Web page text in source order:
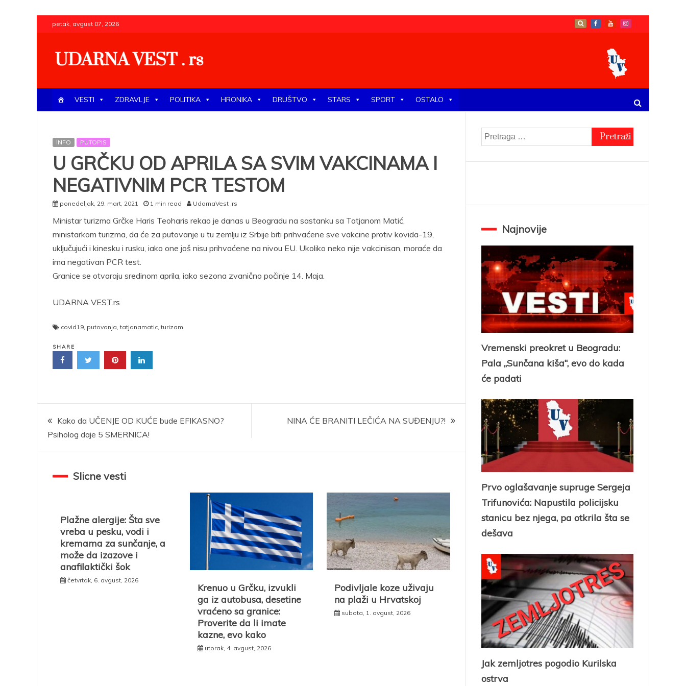
to
content
petak, avgust 07, 2026
VESTI ZDRAVLJE POLITIKA HRONIKA DRUŠTVO STARS SPORT OSTALO
INFO PUTOPIS
U GRČKU OD APRILA SA SVIM VAKCINAMA I
NEGATIVNIM PCR TESTOM
ponedeljak, 29. mart, 2021 1 min read UdarnaVest .rs
Ministar turizma Grčke Haris Teoharis rekao je danas u Beogradu na sastanku sa Tatjanom Matić,
ministarkom turizma, da će za putovanje u tu zemlju iz Srbije biti prihvaćene sve vakcine protiv kovida-19,
uključujući i kinesku i rusku, iako one još nisu prihvaćene na nivou EU. Ukoliko neko nije vakcinisan, moraće da
ima negativan PCR test.
Granice se otvaraju sredinom aprila, iako sezona zvanično počinje 14. Maja.
UDARNA VEST.rs
covid19, putovanja,tatjanamatic,turizam
SHARE
Kretanje
članka
Kako da UČENJE OD KUĆE bude EFIKASNO?
Psiholog daje 5 SMERNICA!
NINA ĆE BRANITI LEČIĆA NA SUĐENJU?!
Slicne vesti
Plažne alergije: Šta sve
vreba u pesku, vodi i
kremama za sunčanje, a
može da izazove i
anafilaktički šok
četvrtak, 6. avgust, 2026
Krenuo u Grčku, izvukli
ga iz autobusa, desetine
vraćeno sa granice:
Proverite da li imate
kazne, evo kako
utorak, 4. avgust, 2026
Podivljale koze uživaju
na plaži u Hrvatskoj
subota, 1. avgust, 2026
Pretraga
za:
Najnovije
Vremenski preokret u Beogradu:
Pala „Sunčana kiša“, evo do kada
će padati
Prvo oglašavanje supruge Sergeja
Trifunovića: Napustila policijsku
stanicu bez njega, pa otkrila šta se
dešava
Jak zemljotres pogodio Kurilska
ostrva